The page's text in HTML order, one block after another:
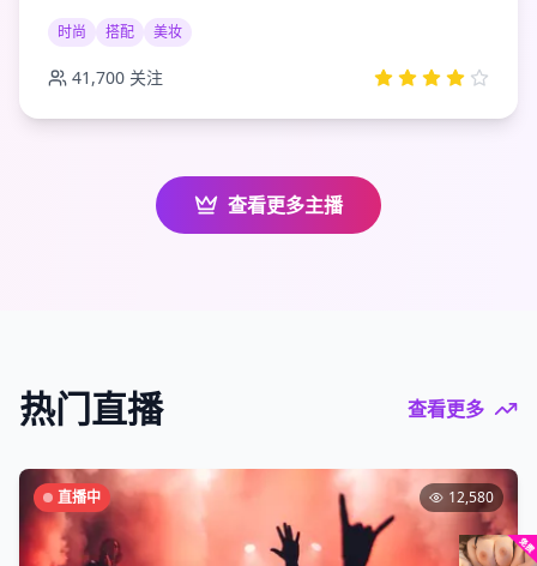
时尚 搭配 美妆
41,700 关注
查看更多主播
热门直播 查看更多
直播中 12,580